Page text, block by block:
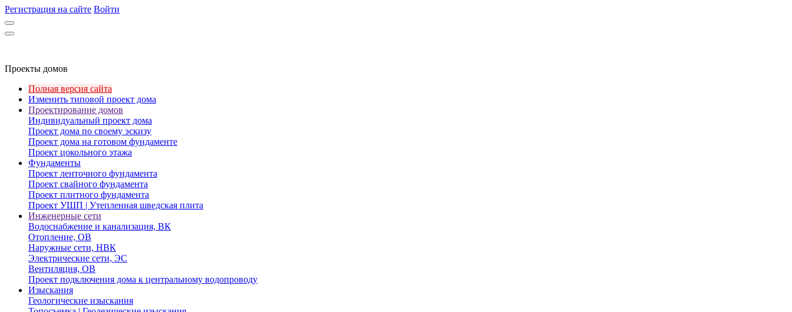
Регистрация на сайте Войти
Проекты домов
Полная версия сайта
Изменить типовой проект дома
Проектирование домов
Индивидуальный проект дома
Проект дома по своему эскизу
Проект дома на готовом фундаменте
Проект цокольного этажа
Фундаменты
Проект ленточного фундамента
Проект свайного фундамента
Проект плитного фундамента
Проект УШП | Утепленная шведская плита
Инженерные сети
Водоснабжение и канализация, ВК
Отопление, ОВ
Наружные сети, НВК
Электрические сети, ЭС
Вентиляция, ОВ
Проект подключения дома к центральному водопроводу
Изыскания
Геологические изыскания